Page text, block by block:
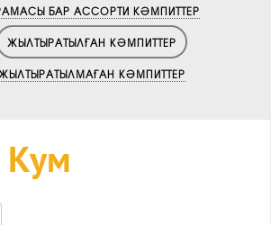
БАР АССОРТИ КӘМПИТТЕР
ЖЫЛТЫРАТЫЛҒАН КӘМПИТТЕР
КӘМПИТТЕР